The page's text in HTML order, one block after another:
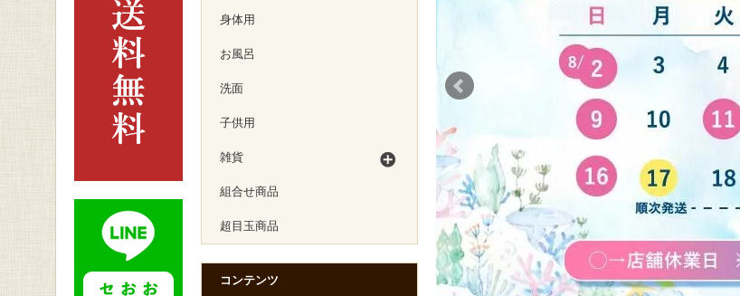
身体用
お風呂
洗面
子供用
雑貨
組合せ商品
超目玉商品
コンテンツ